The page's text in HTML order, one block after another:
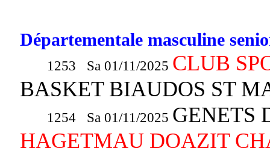
Départementale masculine
1253 Sa 01/11/2025 CLUB
BASKET BIAUDOS ST
1254 Sa 01/11/2025 GENETS
HAGETMAU DOAZIT